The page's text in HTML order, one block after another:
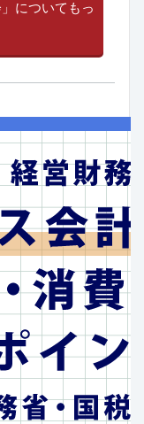
についてもっ